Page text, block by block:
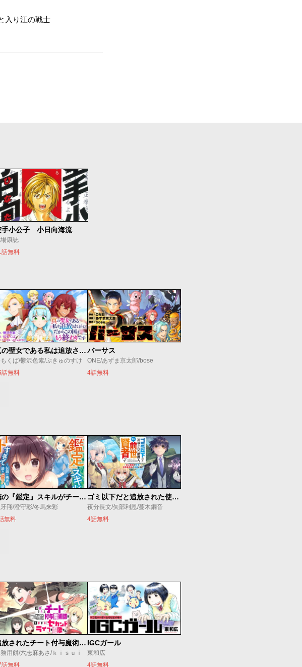
入り江の戦士
手小公子 小日向海流
康誌
話無料
真の聖女である私は追放されました。だからこの国はもう終わりです
くば/鬱沢色素/ぷきゅのすけ
話無料
バーサス
ONE/あずま京太郎/bose
4話無料
俺の『鑑定』スキルがチートすぎて
翔/澄守彩/冬馬来彩
無料
ゴミ以下だと追放された使用人、実は前世賢者です ～史上最強の賢者、世界最高峰の学園に通う～
夜分長文/矢部利恩/蔓木鋼音
4話無料
追放されたチート付与魔術師は気ままなセカンドライフを謳歌する。 ～俺は武器だけじゃなく、あらゆるものに『強化ポイント』を付与できるし、俺の意思でいつでも効果を解除できるけど、残った人たち大丈夫？～
用餅/六志麻あさ/ｋｉｓｕｉ
話無料
IGCガール
東和広
4話無料